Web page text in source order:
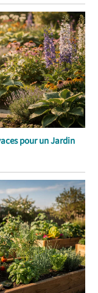
pour un Jardin